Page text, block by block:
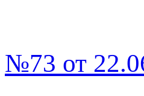
№73 от